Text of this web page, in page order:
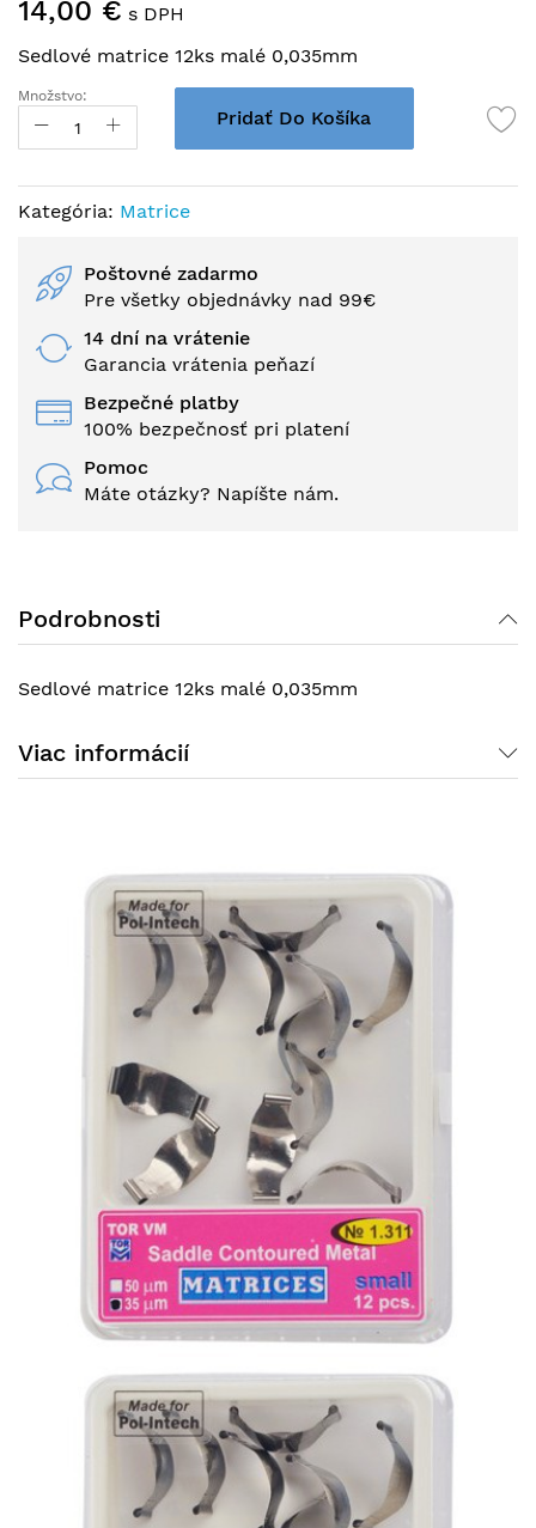
na
galérie
obrázkov
14,00 € s DPH
Sedlové matrice 12ks malé 0,035mm
Množstvo:
Pridať Do Košíka
Kategória: Matrice
Poštovné zadarmo
Pre všetky objednávky nad 99€
14 dní na vrátenie
Garancia vrátenia peňazí
Bezpečné platby
100% bezpečnosť pri platení
Pomoc
Máte otázky? Napíšte nám.
Podrobnosti
Sedlové matrice 12ks malé 0,035mm
Viac informácií